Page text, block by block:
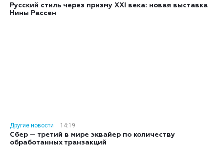
Русский стиль через призму XXI века: новая выставка
Нины Рассен
Другие новости
14:19
Сбер — третий в мире эквайер по количеству
обработанных транзакций